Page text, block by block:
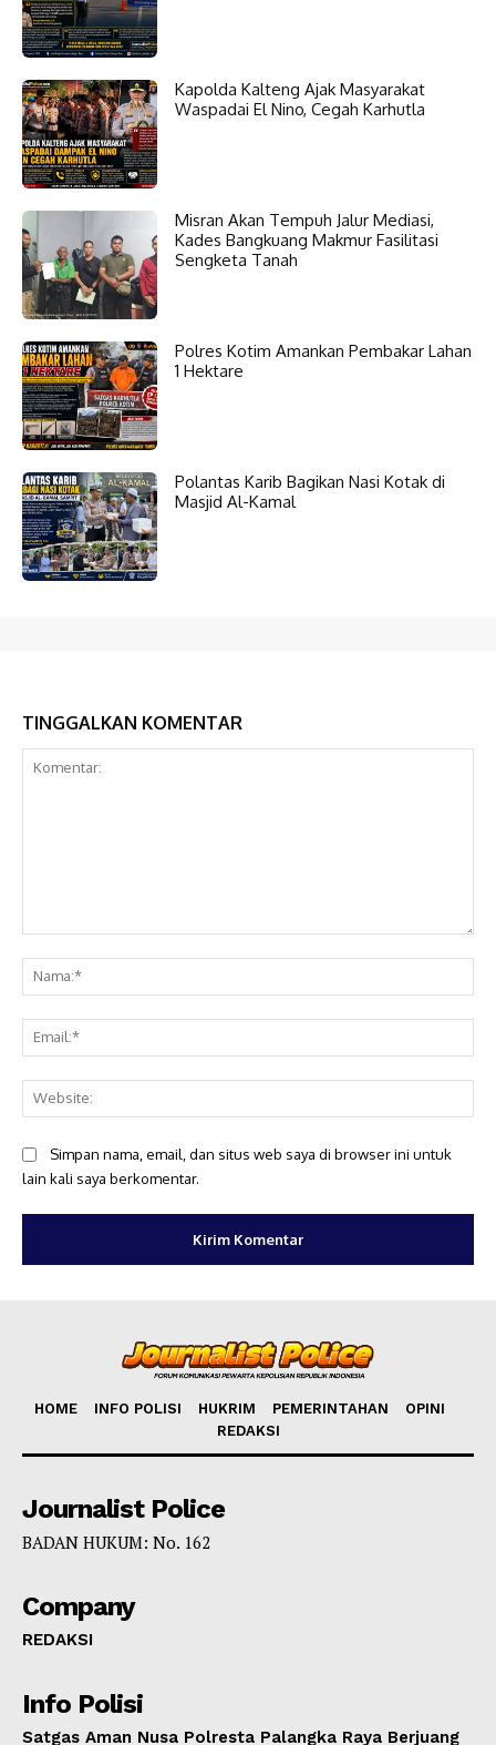
Kapolda Kalteng Ajak Masyarakat
Waspadai El Nino, Cegah Karhutla
Misran Akan Tempuh Jalur Mediasi,
Kades Bangkuang Makmur Fasilitasi
Sengketa Tanah
Polres Kotim Amankan Pembakar Lahan
1 Hektare
Polantas Karib Bagikan Nasi Kotak di
Masjid Al-Kamal
TINGGALKAN KOMENTAR
Simpan nama, email, dan situs web saya di browser ini untuk
lain kali saya berkomentar.
HOME INFO POLISI HUKRIM PEMERINTAHAN
OPINI
REDAKSI
Journalist Police
BADAN HUKUM: No. 162
Company
REDAKSI
Info Polisi
Satgas Aman Nusa Polresta Palangka Raya Berjuang